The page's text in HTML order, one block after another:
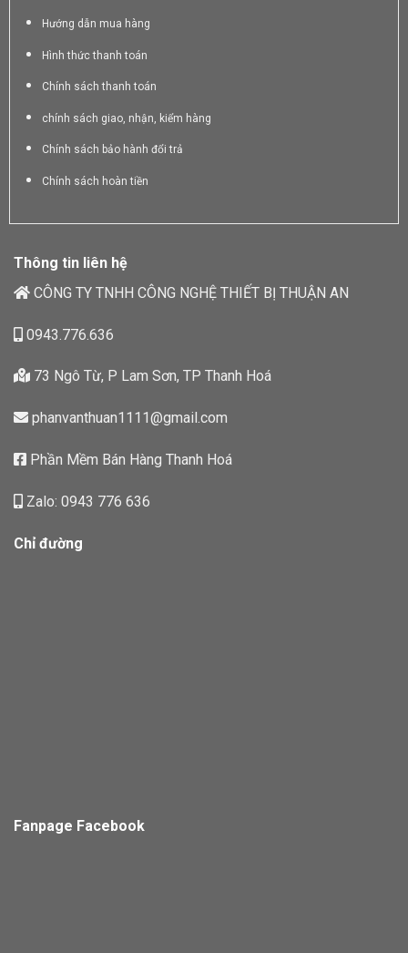
Hướng dẫn mua hàng
Hình thức thanh toán
Chính sách thanh toán
chính sách giao, nhận, kiểm hàng
Chính sách bảo hành đổi trả
Chính sách hoàn tiền
Thông tin liên hệ
CÔNG TY TNHH CÔNG NGHỆ THIẾT BỊ THUẬN AN
0943.776.636
73 Ngô Từ, P Lam Sơn, TP Thanh Hoá
phanvanthuan1111@gmail.com
Phần Mềm Bán Hàng Thanh Hoá
Zalo: 0943 776 636
Chỉ đường
Fanpage Facebook